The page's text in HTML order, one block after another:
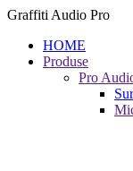
Graffiti Audio Pro
HOME
Produse
Pro